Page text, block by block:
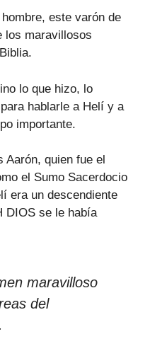
este varón de
los maravillosos
lo que hizo, lo
hablarle a Helí y a
importante.
Aarón, quien fue el
el Sumo Sacerdocio
era un descendiente
DIOS se le había
maravilloso
del